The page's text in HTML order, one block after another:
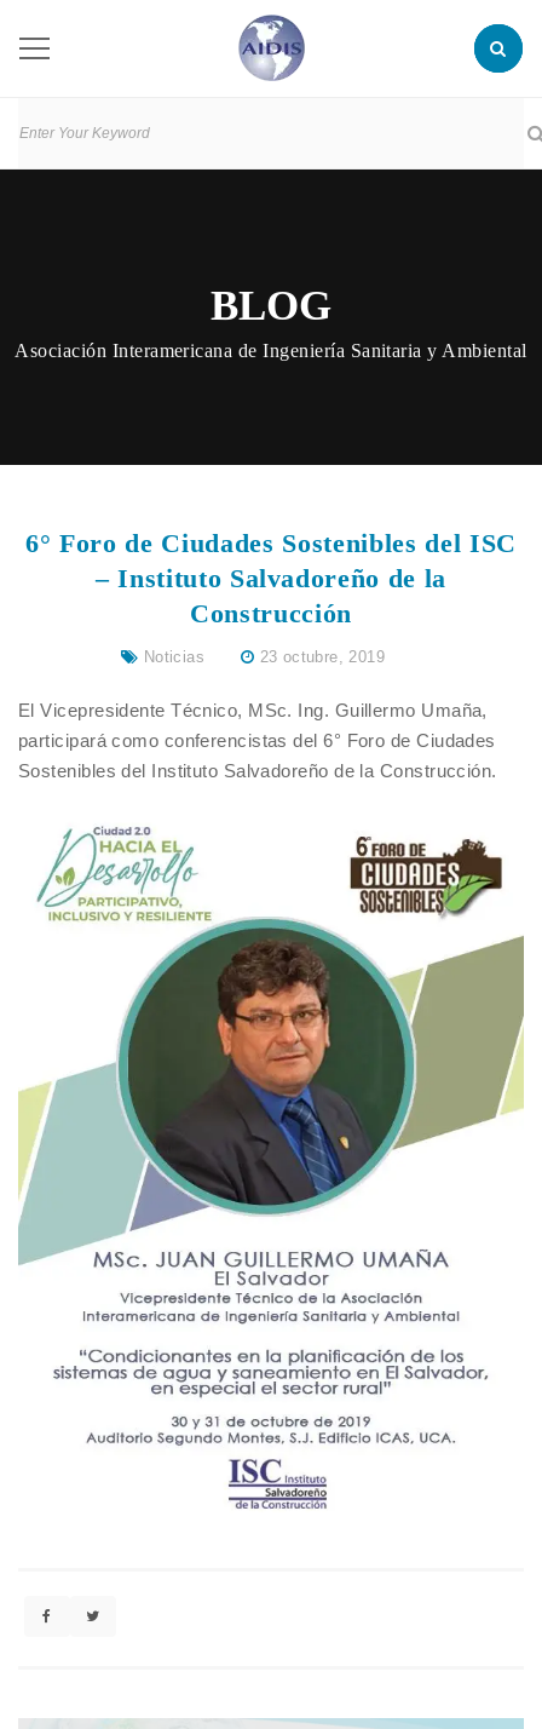
BLOG
Asociación Interamericana de Ingeniería Sanitaria y Ambiental
6° Foro de Ciudades Sostenibles del ISC
– Instituto Salvadoreño de la
Construcción
Noticias 23 octubre, 2019
El Vicepresidente Técnico, MSc. Ing. Guillermo Umaña,
participará como conferencistas del 6° Foro de Ciudades
Sostenibles del Instituto Salvadoreño de la Construcción.